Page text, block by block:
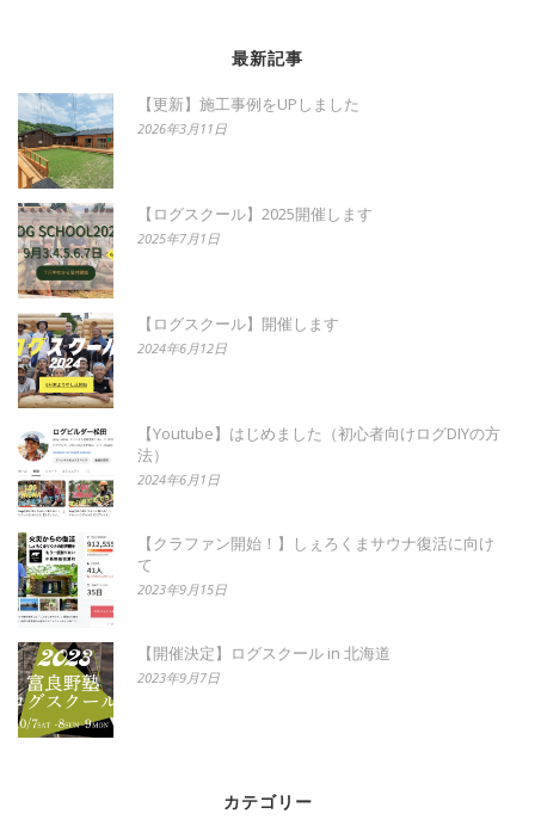
最新記事
【更新】施工事例をUPしました
2026年3月11日
【ログスクール】2025開催します
2025年7月1日
【ログスクール】開催します
2024年6月12日
【Youtube】はじめました（初心者向けログDIYの方
法）
2024年6月1日
【クラファン開始！】しぇろくまサウナ復活に向け
て
2023年9月15日
【開催決定】ログスクール in 北海道
2023年9月7日
カテゴリー